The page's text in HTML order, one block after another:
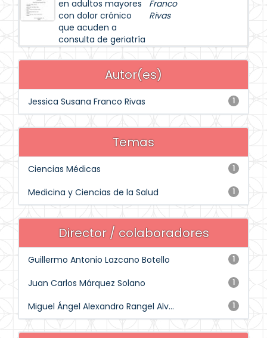
en adultos mayores
con dolor crónico
que acuden a
consulta de geriatría
Franco
Rivas
Autor(es)
1
Jessica Susana Franco Rivas
Temas
1
Ciencias Médicas
1
Medicina y Ciencias de la Salud
Director / colaboradores
1
Guillermo Antonio Lazcano Botello
1
Juan Carlos Márquez Solano
1
Miguel Ángel Alexandro Rangel Alv...